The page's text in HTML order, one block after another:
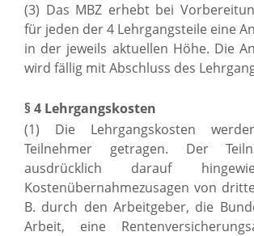
(3) Das MBZ erhebt bei
für jeden der 4 Lehrgangsteile eine
in der jeweils aktuellen Höhe. Die
wird fällig mit Abschluss des
§ 4 Lehrgangskosten
(1) Die Lehrgangskosten
Teilnehmer getragen. Der
ausdrücklich darauf
Kostenübernahmezusagen von
B. durch den Arbeitgeber, die
Arbeit, eine